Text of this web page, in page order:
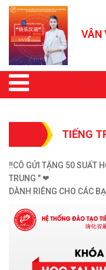
VÂN
TIẾNG
‼️CÔ GỬI TẶNG 50 SUẤT
TRUNG " ❤
DÀNH RIÊNG CHO CÁC